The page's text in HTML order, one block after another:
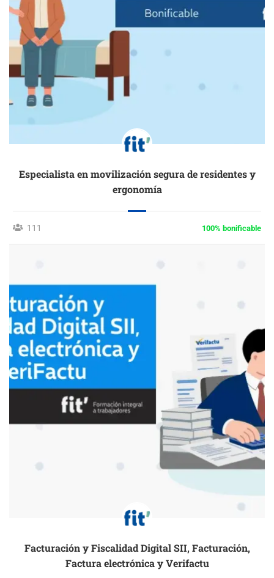
Especialista en movilización segura de residentes y
ergonomía
111 100% bonificable
Facturación y Fiscalidad Digital SII, Facturación,
Factura electrónica y Verifactu